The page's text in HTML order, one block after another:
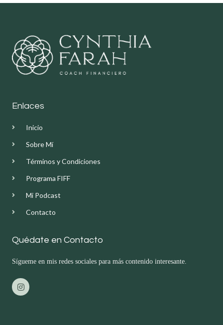
Enlaces
Inicio
Sobre Mí
Términos y Condiciones
Programa FIFF
Mi Podcast
Contacto
Quédate en Contacto
Sígueme en mis redes sociales para más contenido interesante.
I
n
s